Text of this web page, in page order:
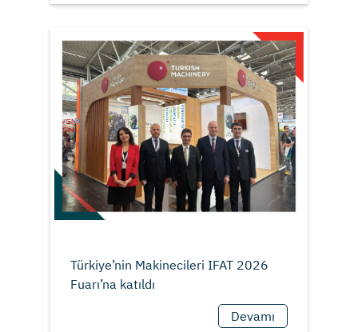
Türkiye’nin Makinecileri IFAT 2026
Devamı